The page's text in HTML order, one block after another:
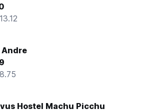
Andre
Hostel Machu Picchu